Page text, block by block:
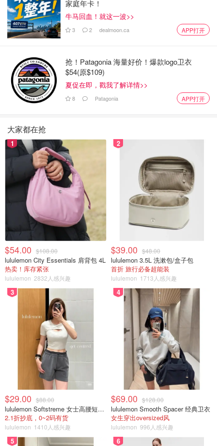
家庭年卡！
牛马回血！就这一波>>
3 2 dealmoon.ca APP打开
抢！Patagonia 海量好价！爆款logo卫衣
$54(原$109)
夏促在即，戳我了解详情>>
8 Patagonia APP打开
大家都在抢
1
$54.00 $108.00
lululemon City Essentials 肩背包 4L
热卖！库存紧张
lululemon 2832人感兴趣
2
$39.00 $48.00
lululemon 3.5L 洗漱包/盒子包
首折 旅行必备超能装
lululemon 1713人感兴趣
3
$29.00 $88.00
lululemon Softstreme 女士高腰短裤 10cm
2.1折抄底，0~2码有货
lululemon 1410人感兴趣
4
$69.00 $128.00
lululemon Smooth Spacer 经典卫衣
女生穿出oversized风
lululemon 996人感兴趣
5 6